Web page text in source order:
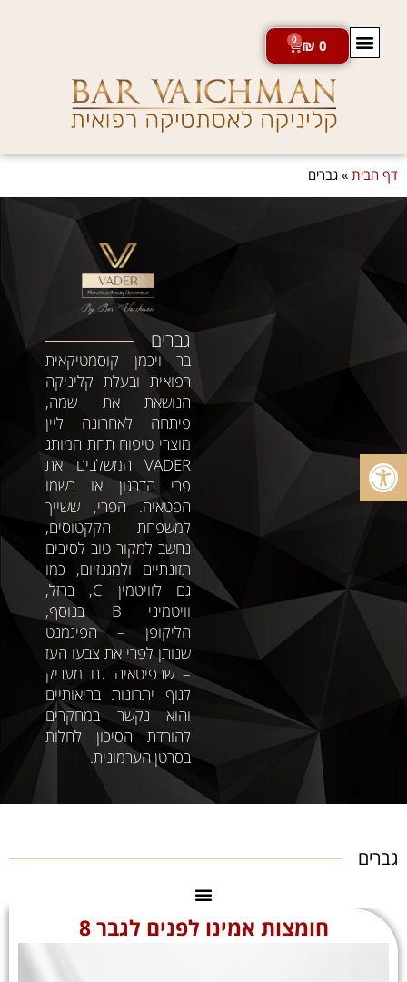
פתח סרגל נגישות
₪ 0
0
דף הבית»גברים
גברים
בר ויכמן קוסמטיקאית
רפואית ובעלת קליניקה
הנושאת את שמה,
פיתחה לאחרונה ליין
מוצרי טיפוח תחת המותג
VADER המשלבים את
פרי הדרגון או בשמו
הפטאיה. הפרי, ששייך
למשפחת הקקטוסים,
נחשב למקור טוב לסיבים
תזונתיים ולמגנזיום, כמו
גם לוויטמין C, ברזל,
וויטמיני B בנוסף,
הליקופן – הפיגמנט
שנותן לפרי את צבעו העז
– שבפיטאיה גם מעניק
לגוף יתרונות בריאותיים
והוא נקשר במחקרים
להורדת הסיכון לחלות
בסרטן הערמונית.
גברים
חומצות אמינו לפנים לגבר 8